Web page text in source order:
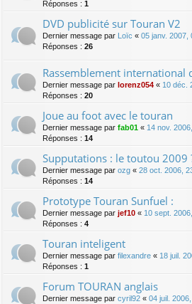
Réponses : 1
DVD publicité sur Touran V2
Dernier message par Loïc « 05 janv. 2007,
Réponses : 26
Rassemblement international
Dernier message par lorenz054 « 10 déc.
Réponses : 20
Joue au foot avec le touran
Dernier message par fab01 « 14 nov.
Réponses : 14
Supputations : le toutou 2009
Dernier message par ozg « 28 oct. 2006,
Réponses : 14
Prototype Touran Sunfuel :
Dernier message par jef10 « 10 sept.
Réponses : 4
Touran inteligent
Dernier message par filexandre « 18 juil.
Réponses : 1
Forum TOURAN anglais
Dernier message par cyril92 « 04 juil.